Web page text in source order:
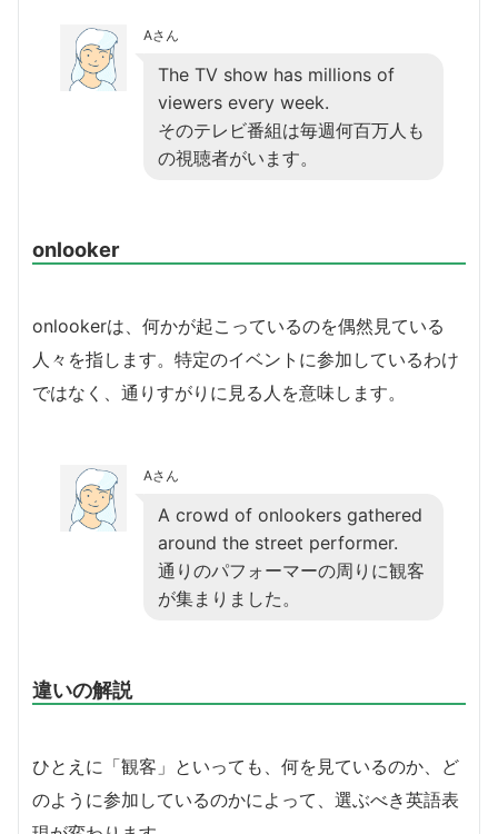
Aさん
The TV show has millions of
viewers every week.
そのテレビ番組は毎週何百万人も
の視聴者がいます。
onlooker
onlookerは、何かが起こっているのを偶然見ている
人々を指します。特定のイベントに参加しているわけ
ではなく、通りすがりに見る人を意味します。
Aさん
A crowd of onlookers gathered
around the street performer.
通りのパフォーマーの周りに観客
が集まりました。
違いの解説
ひとえに「観客」といっても、何を見ているのか、ど
のように参加しているのかによって、選ぶべき英語表